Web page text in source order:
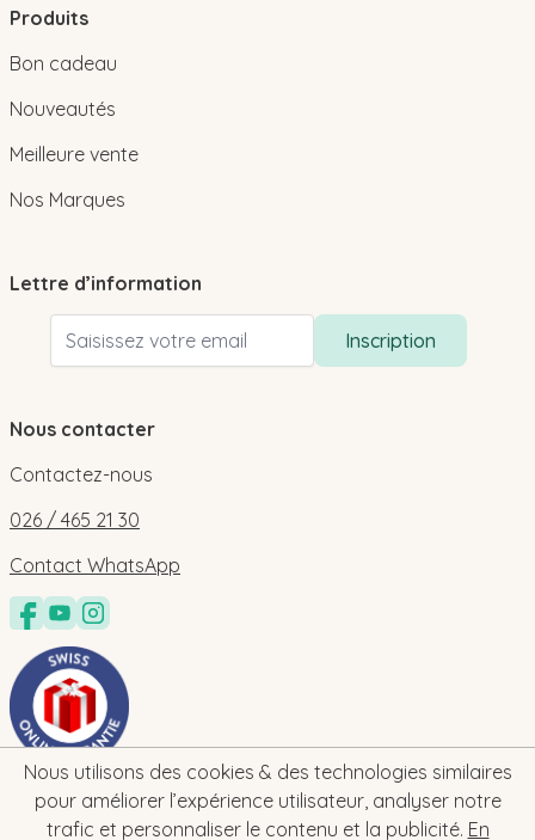
Nous utilisons des cookies & des technologies similaires
pour améliorer l’expérience utilisateur, analyser notre
trafic et personnaliser le contenu et la publicité. En
Produits
Bon cadeau
Nouveautés
Meilleure vente
Nos Marques
Lettre d’information
Adresse email
Inscription
Nous contacter
Contactez-nous
026 / 465 21 30
Contact WhatsApp